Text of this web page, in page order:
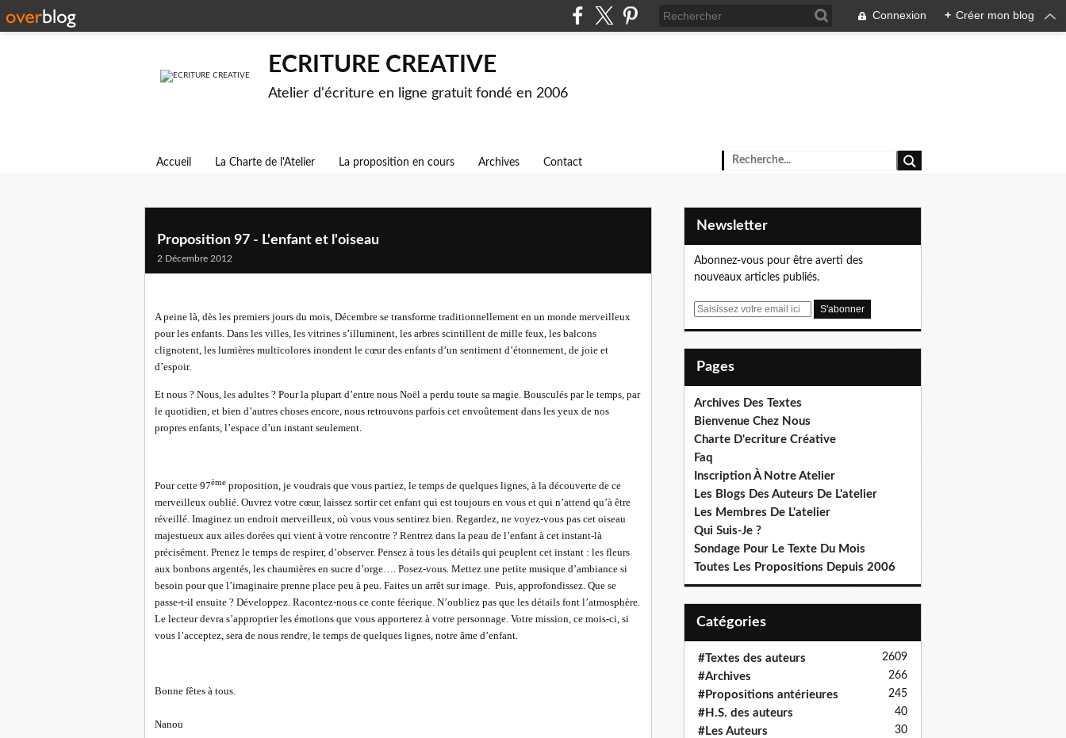
Connexion + Créer mon blog
ECRITURE CREATIVE
Atelier d'écriture en ligne gratuit fondé en 2006
Accueil La Charte de l'Atelier La proposition en cours Archives Contact
Proposition 97 - L'enfant et l'oiseau
2 Décembre 2012
A peine là, dès les premiers jours du mois, Décembre se transforme traditionnellement en un monde merveilleux
pour les enfants. Dans les villes, les vitrines s’illuminent, les arbres scintillent de mille feux, les balcons
clignotent, les lumières multicolores inondent le cœur des enfants d’un sentiment d’étonnement, de joie et
d’espoir.
Et nous ? Nous, les adultes ? Pour la plupart d’entre nous Noël a perdu toute sa magie. Bousculés par le temps, par
le quotidien, et bien d’autres choses encore, nous retrouvons parfois cet envoûtement dans les yeux de nos
propres enfants, l’espace d’un instant seulement.
Pour cette 97ème proposition, je voudrais que vous partiez, le temps de quelques lignes, à la découverte de ce
merveilleux oublié. Ouvrez votre cœur, laissez sortir cet enfant qui est toujours en vous et qui n’attend qu’à être
réveillé. Imaginez un endroit merveilleux, où vous vous sentirez bien. Regardez, ne voyez-vous pas cet oiseau
majestueux aux ailes dorées qui vient à votre rencontre ? Rentrez dans la peau de l’enfant à cet instant-là
précisément. Prenez le temps de respirer, d’observer. Pensez à tous les détails qui peuplent cet instant : les fleurs
aux bonbons argentés, les chaumières en sucre d’orge…. Posez-vous. Mettez une petite musique d’ambiance si
besoin pour que l’imaginaire prenne place peu à peu. Faites un arrêt sur image. Puis, approfondissez. Que se
passe-t-il ensuite ? Développez. Racontez-nous ce conte féerique. N’oubliez pas que les détails font l’atmosphère.
Le lecteur devra s’approprier les émotions que vous apporterez à votre personnage. Votre mission, ce mois-ci, si
vous l’acceptez, sera de nous rendre, le temps de quelques lignes, notre âme d’enfant.
Bonne fêtes à tous.
Nanou
Newsletter
Abonnez-vous pour être averti des
nouveaux articles publiés.
E
Pages
Archives Des Textes
Bienvenue Chez Nous
Charte D'ecriture Créative
Faq
Inscription À Notre Atelier
Les Blogs Des Auteurs De L'atelier
Les Membres De L'atelier
Qui Suis-Je ?
Sondage Pour Le Texte Du Mois
Toutes Les Propositions Depuis 2006
Catégories
#Textes des auteurs 2609
#Archives 266
#Propositions antérieures 245
#H.S. des auteurs 40
#Les Auteurs 30